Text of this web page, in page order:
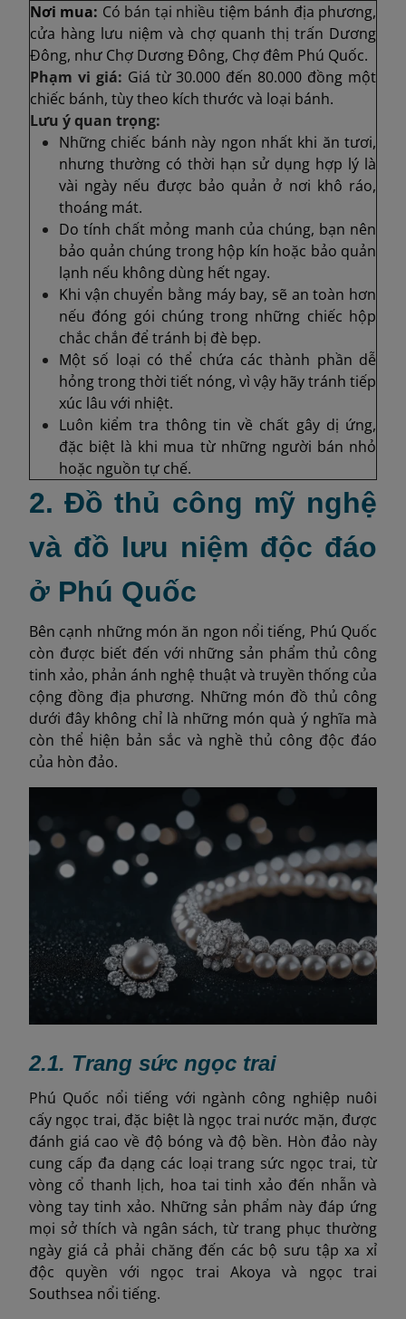
Nơi mua: Có bán tại nhiều tiệm bánh địa phương,
cửa hàng lưu niệm và chợ quanh thị trấn Dương
Đông, như Chợ Dương Đông, Chợ đêm Phú Quốc.
Phạm vi giá: Giá từ 30.000 đến 80.000 đồng một
chiếc bánh, tùy theo kích thước và loại bánh.
Lưu ý quan trọng:
Những chiếc bánh này ngon nhất khi ăn tươi,
nhưng thường có thời hạn sử dụng hợp lý là
vài ngày nếu được bảo quản ở nơi khô ráo,
thoáng mát.
Do tính chất mỏng manh của chúng, bạn nên
bảo quản chúng trong hộp kín hoặc bảo quản
lạnh nếu không dùng hết ngay.
Khi vận chuyển bằng máy bay, sẽ an toàn hơn
nếu đóng gói chúng trong những chiếc hộp
chắc chắn để tránh bị đè bẹp.
Một số loại có thể chứa các thành phần dễ
hỏng trong thời tiết nóng, vì vậy hãy tránh tiếp
xúc lâu với nhiệt.
Luôn kiểm tra thông tin về chất gây dị ứng,
đặc biệt là khi mua từ những người bán nhỏ
hoặc nguồn tự chế.
2. Đồ thủ công mỹ nghệ
và đồ lưu niệm độc đáo
ở Phú Quốc
Bên cạnh những món ăn ngon nổi tiếng, Phú Quốc
còn được biết đến với những sản phẩm thủ công
tinh xảo, phản ánh nghệ thuật và truyền thống của
cộng đồng địa phương. Những món đồ thủ công
dưới đây không chỉ là những món quà ý nghĩa mà
còn thể hiện bản sắc và nghề thủ công độc đáo
của hòn đảo.
2.1. Trang sức ngọc trai
Phú Quốc nổi tiếng với ngành công nghiệp nuôi
cấy ngọc trai, đặc biệt là ngọc trai nước mặn, được
đánh giá cao về độ bóng và độ bền. Hòn đảo này
cung cấp đa dạng các loại trang sức ngọc trai, từ
vòng cổ thanh lịch, hoa tai tinh xảo đến nhẫn và
vòng tay tinh xảo. Những sản phẩm này đáp ứng
mọi sở thích và ngân sách, từ trang phục thường
ngày giá cả phải chăng đến các bộ sưu tập xa xỉ
độc quyền với ngọc trai Akoya và ngọc trai
Southsea nổi tiếng.